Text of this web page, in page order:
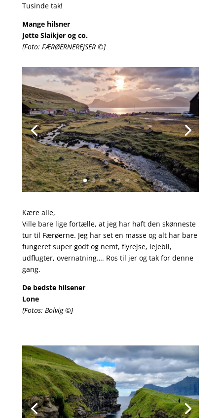
Tusinde tak!
Mange hilsner
Jette Slaikjer og co.
[Foto: FÆRØERNEREJSER ©]
Kære alle,
Ville bare lige fortælle, at jeg har haft den skønneste
tur til Færøerne. Jeg har set en masse og alt har bare
fungeret super godt og nemt, flyrejse, lejebil,
udflugter, overnatning…. Ros til jer og tak for denne
gang.
De bedste hilsener
Lone
[Fotos: Bolvig ©]